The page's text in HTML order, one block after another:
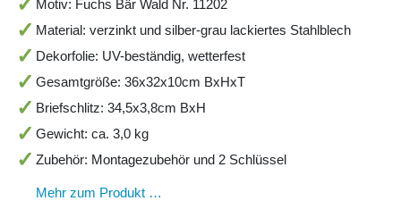
Motiv: Fuchs Bär Wald Nr. 11202
Material: verzinkt und silber-grau lackiertes Stahlblech
Dekorfolie: UV-beständig, wetterfest
Gesamtgröße: 36x32x10cm BxHxT
Briefschlitz: 34,5x3,8cm BxH
Gewicht: ca. 3,0 kg
Zubehör: Montagezubehör und 2 Schlüssel
Mehr zum Produkt …